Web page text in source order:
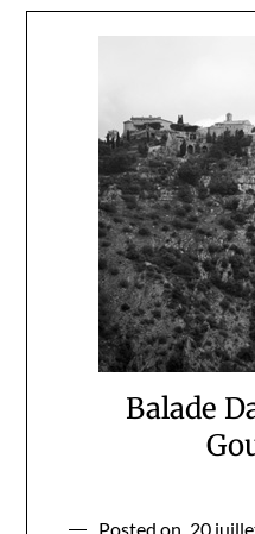
Balade
Posted on 20